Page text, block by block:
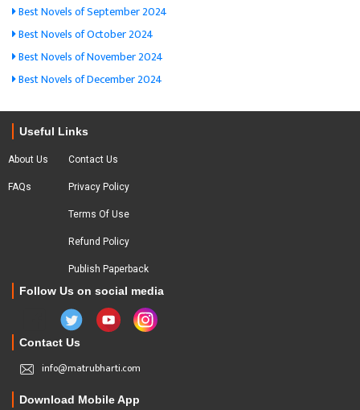
Best Novels of September 2024
Best Novels of October 2024
Best Novels of November 2024
Best Novels of December 2024
Useful Links
About Us
FAQs
Contact Us
Privacy Policy
Terms Of Use
Refund Policy
Publish Paperback
Follow Us on social media
Contact Us
info@matrubharti.com
Download Mobile App